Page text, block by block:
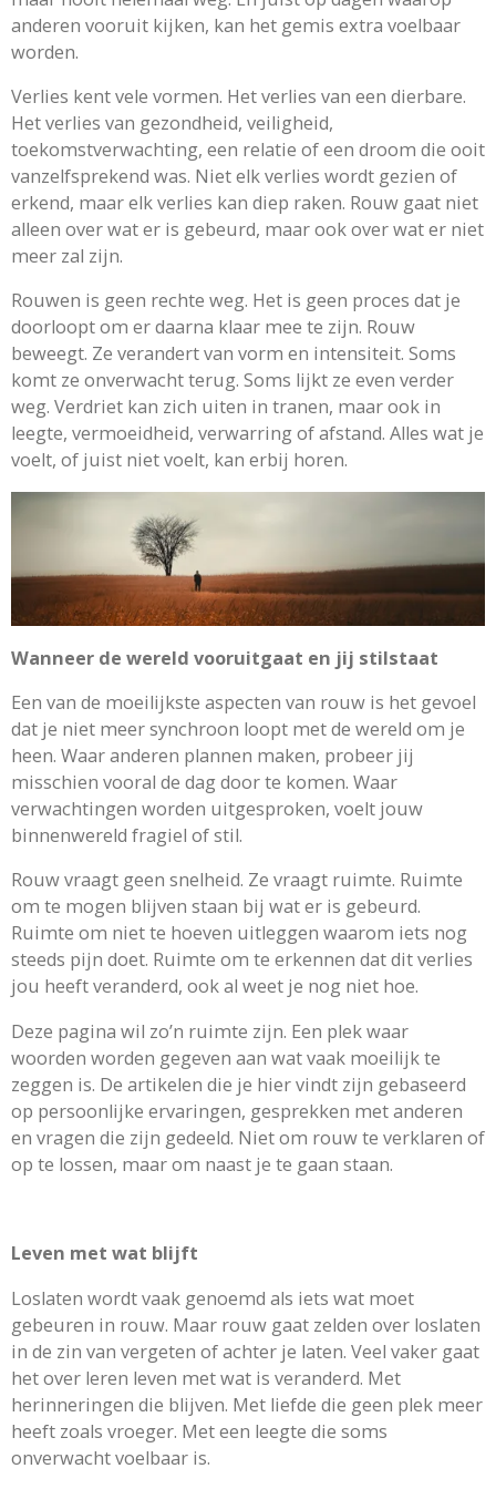
anderen vooruit kijken, kan het gemis extra voelbaar
worden.
Verlies kent vele vormen. Het verlies van een dierbare.
Het verlies van gezondheid, veiligheid,
toekomstverwachting, een relatie of een droom die ooit
vanzelfsprekend was. Niet elk verlies wordt gezien of
erkend, maar elk verlies kan diep raken. Rouw gaat niet
alleen over wat er is gebeurd, maar ook over wat er niet
meer zal zijn.
Rouwen is geen rechte weg. Het is geen proces dat je
doorloopt om er daarna klaar mee te zijn. Rouw
beweegt. Ze verandert van vorm en intensiteit. Soms
komt ze onverwacht terug. Soms lijkt ze even verder
weg. Verdriet kan zich uiten in tranen, maar ook in
leegte, vermoeidheid, verwarring of afstand. Alles wat je
voelt, of juist niet voelt, kan erbij horen.
Wanneer de wereld vooruitgaat en jij stilstaat
Een van de moeilijkste aspecten van rouw is het gevoel
dat je niet meer synchroon loopt met de wereld om je
heen. Waar anderen plannen maken, probeer jij
misschien vooral de dag door te komen. Waar
verwachtingen worden uitgesproken, voelt jouw
binnenwereld fragiel of stil.
Rouw vraagt geen snelheid. Ze vraagt ruimte. Ruimte
om te mogen blijven staan bij wat er is gebeurd.
Ruimte om niet te hoeven uitleggen waarom iets nog
steeds pijn doet. Ruimte om te erkennen dat dit verlies
jou heeft veranderd, ook al weet je nog niet hoe.
Deze pagina wil zo’n ruimte zijn. Een plek waar
woorden worden gegeven aan wat vaak moeilijk te
zeggen is. De artikelen die je hier vindt zijn gebaseerd
op persoonlijke ervaringen, gesprekken met anderen
en vragen die zijn gedeeld. Niet om rouw te verklaren of
op te lossen, maar om naast je te gaan staan.
Leven met wat blijft
Loslaten wordt vaak genoemd als iets wat moet
gebeuren in rouw. Maar rouw gaat zelden over loslaten
in de zin van vergeten of achter je laten. Veel vaker gaat
het over leren leven met wat is veranderd. Met
herinneringen die blijven. Met liefde die geen plek meer
heeft zoals vroeger. Met een leegte die soms
onverwacht voelbaar is.